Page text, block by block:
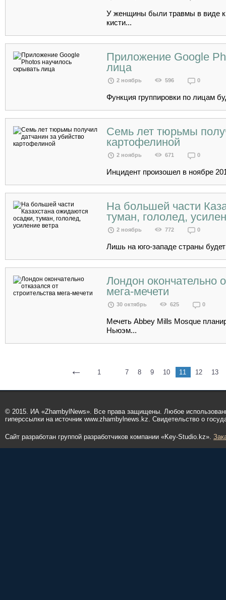
У женщины были травмы в виде
кисти...
Приложение Google
лица
2 ноябрь 596 0
Функция группировки по лицам
Семь лет тюрьмы
картофелиной
2 ноябрь 671 0
Инцидент произошел в ноябре
На большей части
туман, гололед,
2 ноябрь 772 0
Лишь на юго-западе страны
Лондон окончательно
мега-мечети
30 октябрь 625 0
Мечеть Abbey Mills Mosque
Ньюэм...
← 1 7 8 9 10 11 12 13
© 2015. ИА «ZhambylNews». Все права защищены. Любое
гиперссылки на источник www.zhambylnews.kz. Свидетельство о
Сайт разработан группой разработчиков компании «Key-Studio.kz».